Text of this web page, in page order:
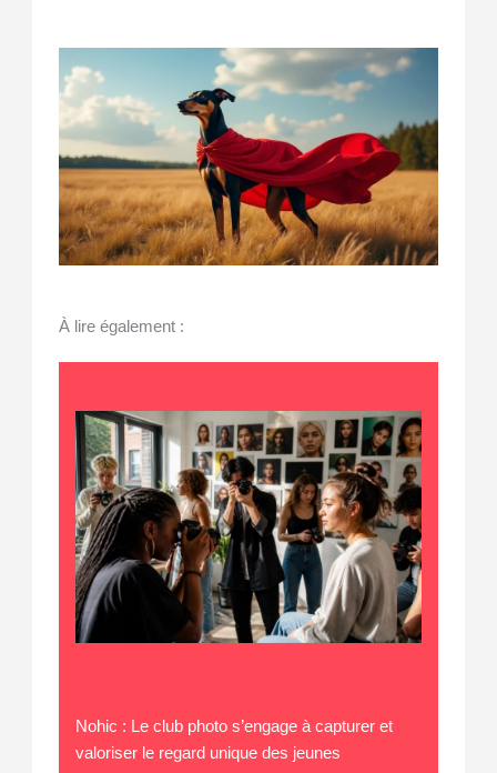
À lire également :
Nohic : Le club photo s’engage à capturer et
valoriser le regard unique des jeunes